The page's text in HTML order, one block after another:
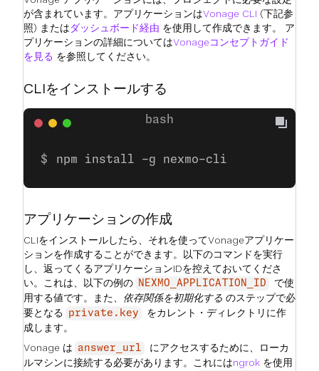
が含まれています。アプリケーションはVonage CLI (下記参
照) またはダッシュボード経由 を使用して作成できます。 ア
プリケーションの詳細についてはVonageコンセプトガイド
を見る を参照してください。
CLIをインストールする
npm install -g nexmo-cli
アプリケーションの作成
CLIをインストールしたら、それを使ってVonageアプリケー
ションを作成することができます。以下のコマンドを実行
し、返ってくるアプリケーションIDを控えておいてくださ
い。これは、以下の例の
NEXMO_APPLICATION_ID
で使
用する値です。また、 依存関係を初期化する のステップで必
要となる
private.key
をカレント・ディレクトリに作
成します。
Vonage は
answer_url
にアクセスするために、ローカ
ルマシンに接続する必要があります。これにはngrok を使用